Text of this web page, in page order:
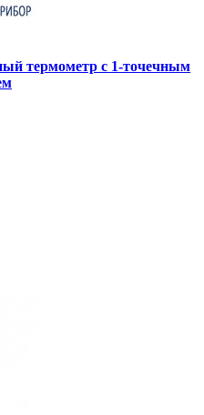
термометр с 1-точечным